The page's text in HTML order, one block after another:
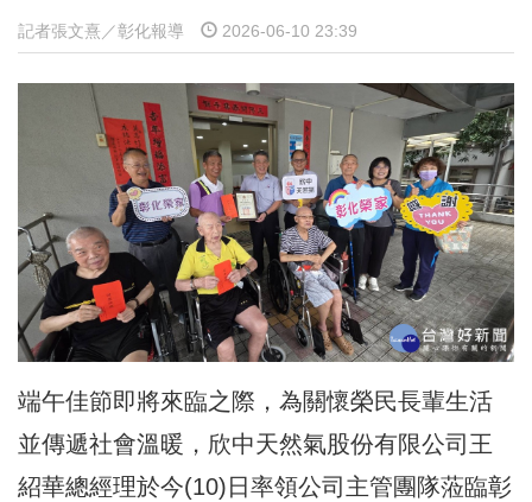
記者張文熹／彰化報導 2026-06-10 23:39
端午佳節即將來臨之際，為關懷榮民長輩生活
並傳遞社會溫暖，欣中天然氣股份有限公司王
紹華總經理於今(10)日率領公司主管團隊蒞臨彰